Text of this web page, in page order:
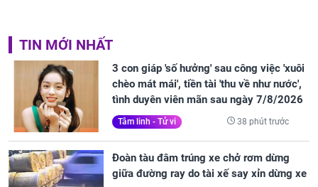
TIN MỚI NHẤT
3 con giáp 'số hưởng' sau công việc 'xuôi
chèo mát mái', tiền tài 'thu về như nước',
tình duyên viên mãn sau ngày 7/8/2026
Tâm linh - Tử vi 38 phút trước
Đoàn tàu đâm trúng xe chở rơm dừng
giữa đường ray do tài xế say xỉn dừng xe